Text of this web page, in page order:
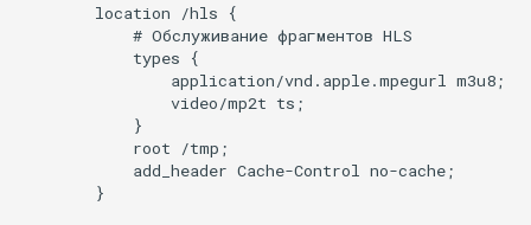
        location /hls {
            # Обслуживание фрагментов HLS
            types {
                application/vnd.apple.mpegurl m3u8;
                video/mp2t ts;
            }
            root /tmp;
            add_header Cache-Control no-cache;
        }